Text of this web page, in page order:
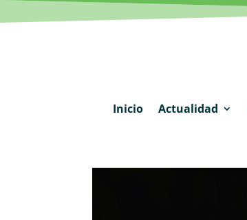
Inicio Actualidad